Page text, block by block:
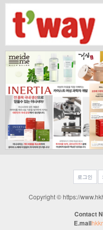
로그인
Copyright © https://
Contact
E.mail